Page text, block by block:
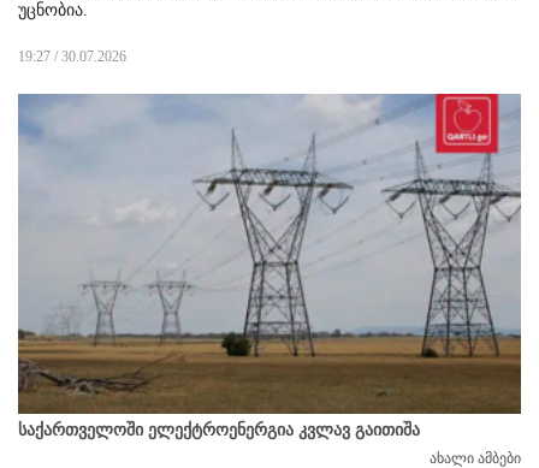
უცნობია.
19:27 / 30.07.2026
საქართველოში ელექტროენერგია კვლავ გაითიშა
ახალი ამბები